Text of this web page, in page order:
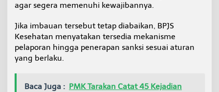
r
agar segera memenuhi kewajibannya.
Jika imbauan tersebut tetap diabaikan, BPJS
Kesehatan menyatakan tersedia mekanisme
pelaporan hingga penerapan sanksi sesuai aturan
yang berlaku.
Baca Juga : PMK Tarakan Catat 45 Kejadian